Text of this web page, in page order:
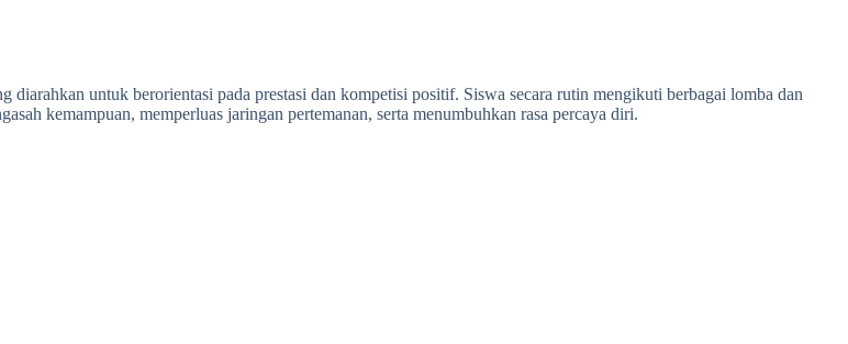
untuk berorientasi pada prestasi dan kompetisi positif. Siswa secara rutin mengikuti berbagai lomba dan
kemampuan, memperluas jaringan pertemanan, serta menumbuhkan rasa percaya diri.